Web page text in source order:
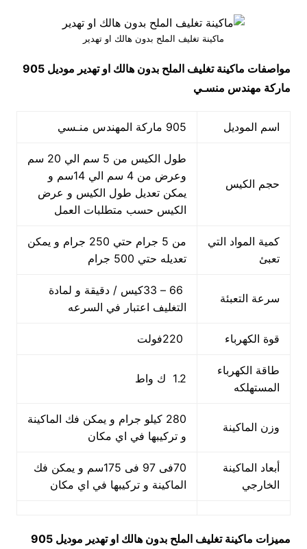
ماكينة تغليف الملح بدون هالك او تهدير
مواصفات ماكينة تغليف الملح بدون هالك او تهدير
موديل 905
ماركة مهندس منسـي
اسم الموديل 905 ماركة المهندس منـسي
حجم الكيس
طول الكيس من 5 سم الي 20 سم
وعرض من 4 سم الي 14سم و
يمكن تعديل طول الكيس و عرض
الكيس حسب متطلبات العمل
كمية المواد التي
تعبئ
من 5 جرام حتي 250 جرام و يمكن
تعديله حتي 500 جرام
سرعة التعبئة
66 – 33كيس / دقيقة و لمادة
التغليف اعتبار في السرعه
قوة الكهرباء
طاقة الكهرباء
المستهلكه
1.2 ك واط
وزن الماكينة
280 كيلو جرام و يمكن فك الماكينة
و تركيبها في اي مكان
أبعاد الماكينة
الخارجي
70فى 97 فى 175سم و يمكن فك
الماكينة و تركيبها في اي مكان
مميزات ماكينة تغليف الملح بدون هالك او تهدير
موديل 905